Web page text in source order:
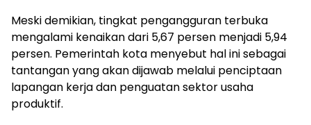
Meski demikian, tingkat pengangguran terbuka
mengalami kenaikan dari 5,67 persen menjadi 5,94
persen. Pemerintah kota menyebut hal ini sebagai
tantangan yang akan dijawab melalui penciptaan
lapangan kerja dan penguatan sektor usaha
produktif.